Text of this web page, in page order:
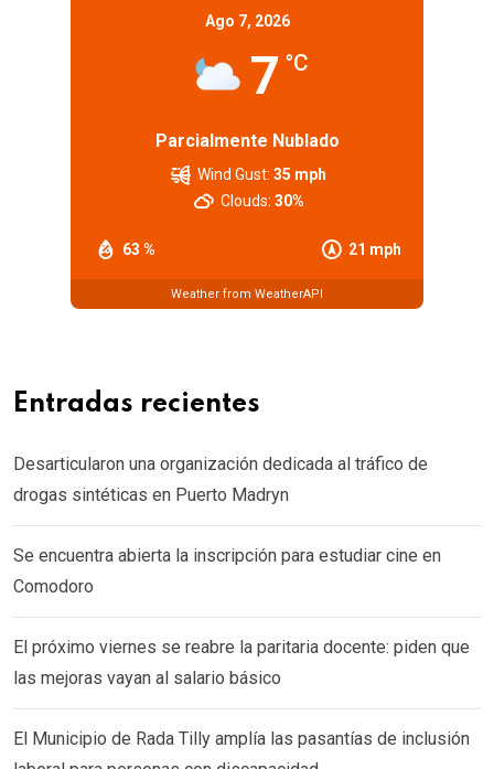
Ago 7, 2026
7 °C
Parcialmente Nublado
63 % 21 mph
Wind Gust: 35 mph
Clouds: 30%
Weather from WeatherAPI
Entradas recientes
Desarticularon una organización dedicada al tráfico de
drogas sintéticas en Puerto Madryn
Se encuentra abierta la inscripción para estudiar cine en
Comodoro
El próximo viernes se reabre la paritaria docente: piden que
las mejoras vayan al salario básico
El Municipio de Rada Tilly amplía las pasantías de inclusión